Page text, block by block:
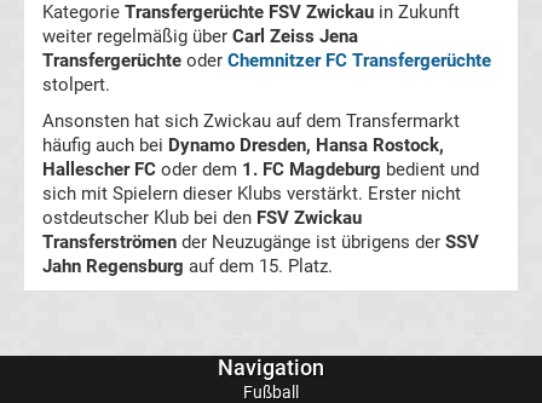
Transfergerüchte
FC
Augsburg
Transfergerüchte
FC
Kategorie Transfergerüchte FSV Zwickau in Zukunft
weiter regelmäßig über Carl Zeiss Jena
Transfergerüchte oder Chemnitzer FC Transfergerüchte
stolpert.
Ansonsten hat sich Zwickau auf dem Transfermarkt
häufig auch bei Dynamo Dresden, Hansa Rostock,
Hallescher FC oder dem 1. FC Magdeburg bedient und
sich mit Spielern dieser Klubs verstärkt. Erster nicht
ostdeutscher Klub bei den FSV Zwickau
Transferströmen der Neuzugänge ist übrigens der SSV
Jahn Regensburg auf dem 15. Platz.
Navigation
Fußball